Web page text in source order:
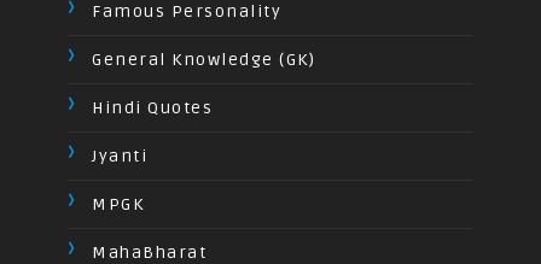
Famous Personality
General Knowledge (GK)
Hindi Quotes
Jyanti
MPGK
MahaBharat